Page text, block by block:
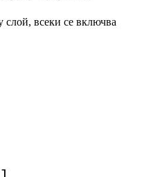
всеки се включва